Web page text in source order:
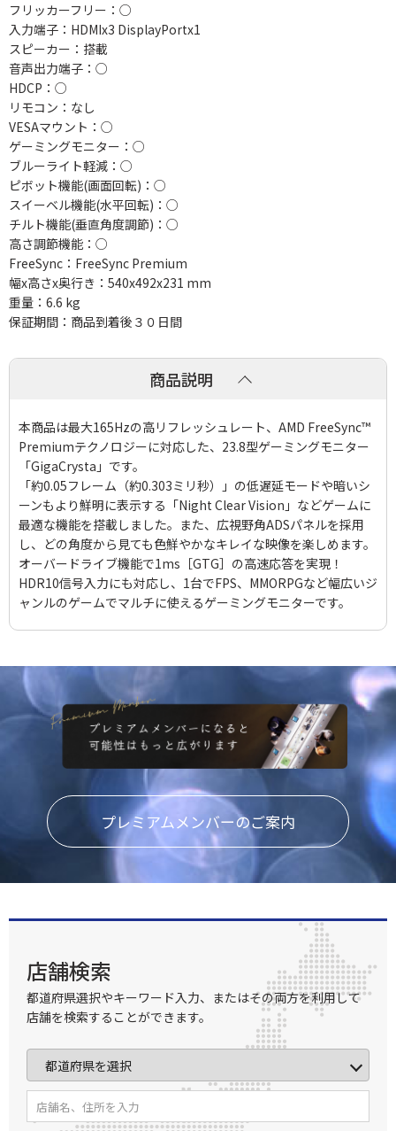
フリッカーフリー：○
入力端子：HDMIx3 DisplayPortx1
スピーカー：搭載
音声出力端子：○
HDCP：○
リモコン：なし
VESAマウント：○
ゲーミングモニター：○
ブルーライト軽減：○
ピボット機能(画面回転)：○
スイーベル機能(水平回転)：○
チルト機能(垂直角度調節)：○
高さ調節機能：○
FreeSync：FreeSync Premium
幅x高さx奥行き：540x492x231 mm
重量：6.6 kg
保証期間：商品到着後３０日間
商品説明
本商品は最大165Hzの高リフレッシュレート、AMD FreeSync™
Premiumテクノロジーに対応した、23.8型ゲーミングモニター
「GigaCrysta」です。
「約0.05フレーム（約0.303ミリ秒）」の低遅延モードや暗いシ
ーンもより鮮明に表示する「Night Clear Vision」などゲームに
最適な機能を搭載しました。また、広視野角ADSパネルを採用
し、どの角度から見ても色鮮やかなキレイな映像を楽しめます。
オーバードライブ機能で1ms［GTG］の高速応答を実現！
HDR10信号入力にも対応し、1台でFPS、MMORPGなど幅広いジ
ャンルのゲームでマルチに使えるゲーミングモニターです。
プレミアムメンバーのご案内
店舗検索
都道府県選択やキーワード入力、またはその両方を利用して
店舗を検索することができます。